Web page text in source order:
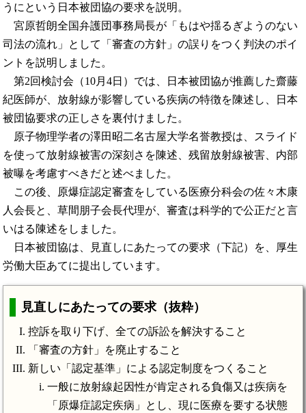
うにという日本被団協の要求を説明。
宮原哲朗全国弁護団事務局長が「もはや揺るぎようのない
司法の流れ」として「審査の方針」の誤りをつく判決のポイ
ントを説明しました。
第2回検討会（10月4日）では、日本被団協が推薦した齋藤
紀医師が、放射線が影響している疾病の特徴を陳述し、日本
被団協要求の正しさを裏付けました。
原子物理学者の澤田昭二名古屋大学名誉教授は、スライド
を使って放射線被害の深刻さを陳述、残留放射線被害、内部
被曝を考慮すべきだと述べました。
この後、原爆症認定審査をしている医療分科会の佐々木康
人会長と、草間朋子会長代理が、審査は科学的で公正だと言
いはる陳述をしました。
日本被団協は、見直しにあたっての要求（下記）を、厚生
労働大臣あてに提出しています。
見直しにあたっての要求（抜粋）
控訴を取り下げ、全ての訴訟を解決すること
「審査の方針」を廃止すること
新しい「認定基準」による認定制度をつくること
一般に放射線起因性が肯定される負傷又は疾病を
「原爆症認定疾病」とし、現に医療を要する状態